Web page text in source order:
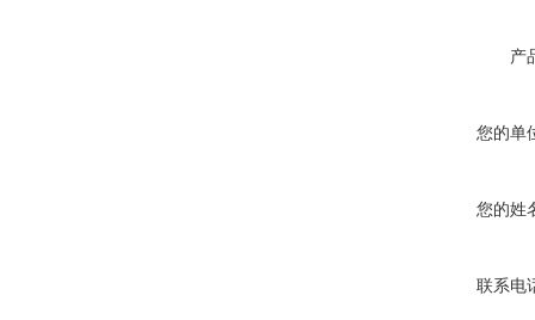
产
您的单
您的姓
联系电